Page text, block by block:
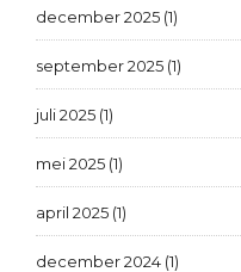
december 2025 (1)
september 2025 (1)
juli 2025 (1)
mei 2025 (1)
april 2025 (1)
december 2024 (1)